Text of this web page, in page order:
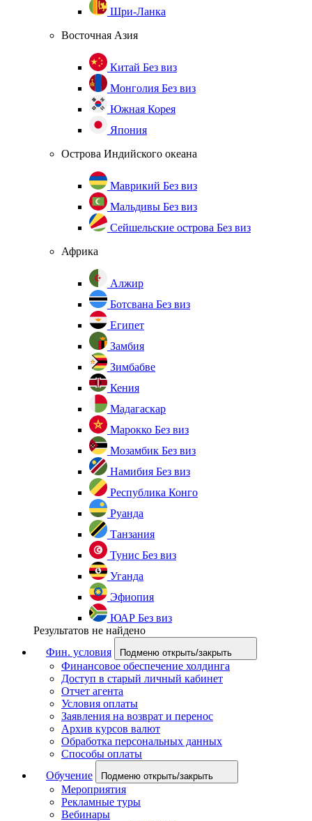
Шри-Ланка
Восточная Азия
Китай Без виз
Монголия Без виз
Южная Корея
Япония
Острова Индийского океана
Маврикий Без виз
Мальдивы Без виз
Сейшельские острова Без виз
Африка
Алжир
Ботсвана Без виз
Египет
Замбия
Зимбабве
Кения
Мадагаскар
Марокко Без виз
Мозамбик Без виз
Намибия Без виз
Республика Конго
Руанда
Танзания
Тунис Без виз
Уганда
Эфиопия
ЮАР Без виз
Результатов не найдено
Фин. условия
Подменю открыть/закрыть
Финансовое обеспечение холдинга
Доступ в старый личный кабинет
Отчет агента
Условия оплаты
Заявления на возврат и перенос
Архив курсов валют
Обработка персональных данных
Способы оплаты
Обучение
Подменю открыть/закрыть
Мероприятия
Рекламные туры
Вебинары